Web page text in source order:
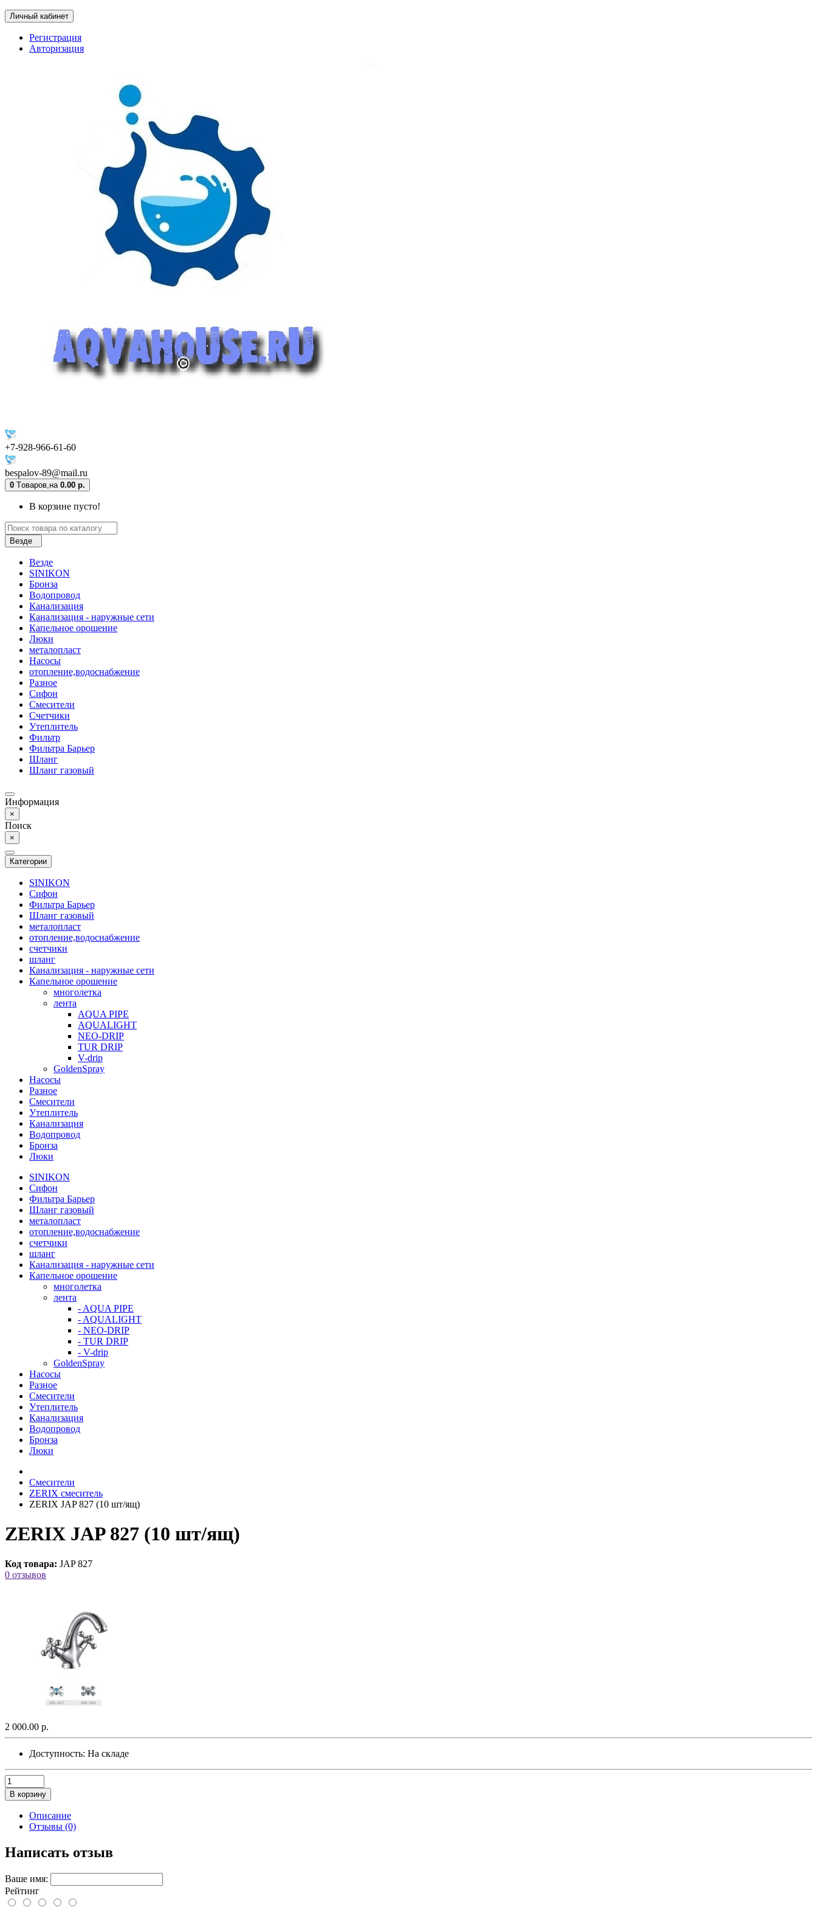
Личный кабинет
Регистрация
Авторизация
+7-928-966-61-60
bespalov-89@mail.ru
0 Tоваров,на 0.00 р.
В корзине пусто!
Везде
Везде
SINIKON
Бронза
Водопровод
Канализация
Канализация - наружные сети
Капельное орошение
Люки
металопласт
Насосы
отопление,водоснабжение
Разное
Сифон
Смесители
Счетчики
Утеплитель
Фильтр
Фильтра Барьер
Шланг
Шланг газовый
Информация
×
Поиск
×
Категории
SINIKON
Сифон
Фильтра Барьер
Шланг газовый
металопласт
отопление,водоснабжение
счетчики
шланг
Канализация - наружные сети
Капельное орошение
многолетка
лента
AQUA PIPE
AQUALIGHT
NEO-DRIP
TUR DRIP
V-drip
GoldenSpray
Насосы
Разное
Смесители
Утеплитель
Канализация
Водопровод
Бронза
Люки
SINIKON
Сифон
Фильтра Барьер
Шланг газовый
металопласт
отопление,водоснабжение
счетчики
шланг
Канализация - наружные сети
Капельное орошение
многолетка
лента
- AQUA PIPE
- AQUALIGHT
- NEO-DRIP
- TUR DRIP
- V-drip
GoldenSpray
Насосы
Разное
Смесители
Утеплитель
Канализация
Водопровод
Бронза
Люки
Смесители
ZERIX смеситель
ZERIX JAP 827 (10 шт/ящ)
ZERIX JAP 827 (10 шт/ящ)
Код товара: JAP 827
0 отзывов
2 000.00 р.
Доступность: На складе
В корзину
Описание
Отзывы (0)
Написать отзыв
Ваше имя:
Рейтинг